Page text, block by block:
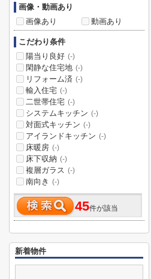
画像・動画あり
画像あり
動画あり
こだわり条件
陽当り良好 (-)
閑静な住宅地 (-)
リフォーム済 (-)
輸入住宅 (-)
二世帯住宅 (-)
システムキッチン (-)
対面式キッチン (-)
アイランドキッチン (-)
床暖房 (-)
床下収納 (-)
複層ガラス (-)
南向き (-)
45件が該当
新着物件